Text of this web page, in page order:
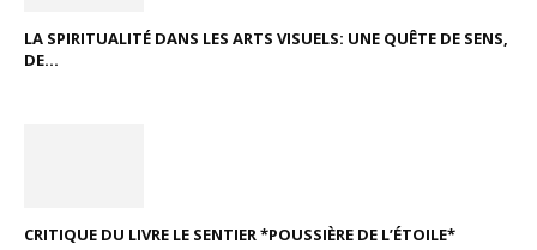
LA SPIRITUALITÉ DANS LES ARTS VISUELS: UNE QUÊTE DE SENS,
DE...
CRITIQUE DU LIVRE LE SENTIER *POUSSIÈRE DE L’ÉTOILE*